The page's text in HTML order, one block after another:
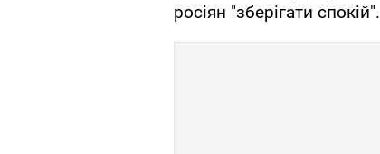
росіян "зберігати спокій".